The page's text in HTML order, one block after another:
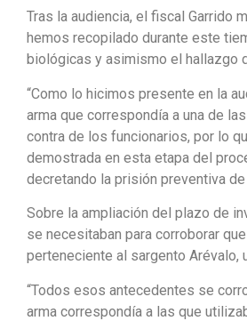
Tras la audiencia, el fiscal Garrido
hemos recopilado durante este
biológicas y asimismo el hallazgo
“Como lo hicimos presente en la
arma que correspondía a una de
contra de los funcionarios, por lo
demostrada en esta etapa del
decretando la prisión preventiva
Sobre la ampliación del plazo de
se necesitaban para corroborar
perteneciente al sargento Arévalo,
“Todos esos antecedentes se
arma correspondía a las que